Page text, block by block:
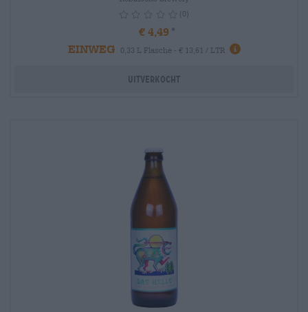
(0)
€ 4,49
EINWEG
0,33 L Flasche - € 13,61 / LTR info
Uitverkocht